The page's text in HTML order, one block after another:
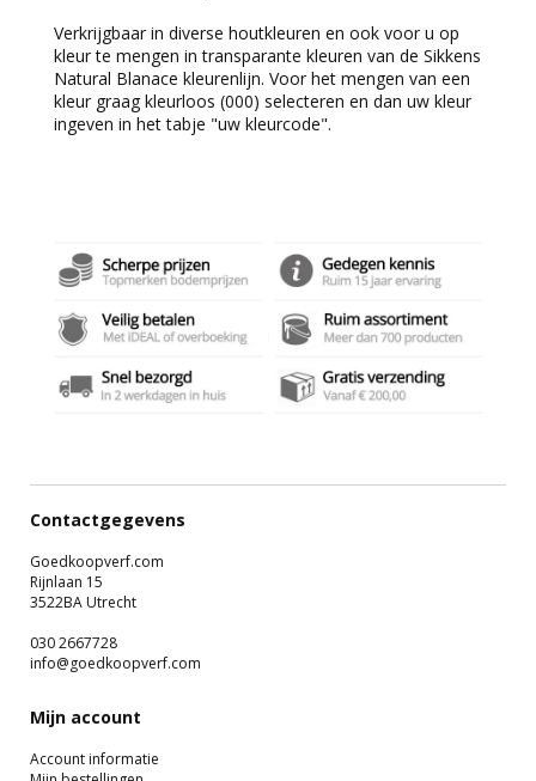
Verkrijgbaar in diverse houtkleuren en ook voor u op
kleur te mengen in transparante kleuren van de Sikkens
Natural Blanace kleurenlijn. Voor het mengen van een
kleur graag kleurloos (000) selecteren en dan uw kleur
ingeven in het tabje "uw kleurcode".
Contactgegevens
Goedkoopverf.com
Rijnlaan 15
3522BA Utrecht
030 2667728
info@goedkoopverf.com
Mijn account
Account informatie